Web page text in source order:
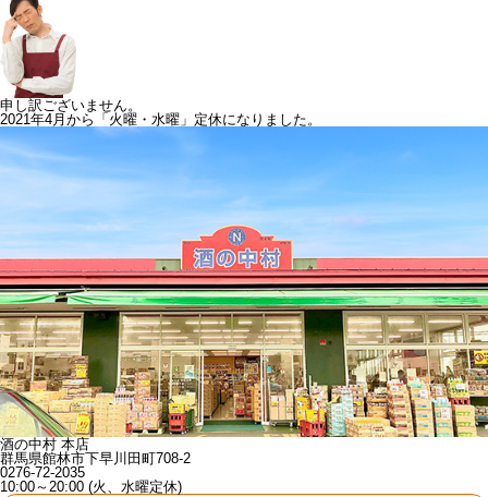
申し訳ございません。
2021年4月から「火曜・水曜」定休になりました。
酒の中村 本店
群馬県館林市下早川田町708-2
0276-72-2035
10:00～20:00 (火、水曜定休)